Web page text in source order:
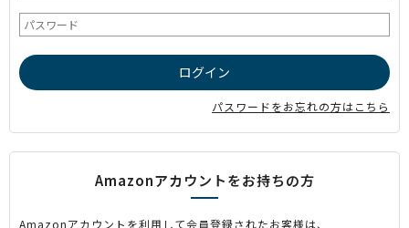
パスワードをお忘れの方はこちら
Amazonアカウントをお持ちの方
Amazonアカウントを利用して会員登録されたお客様は、